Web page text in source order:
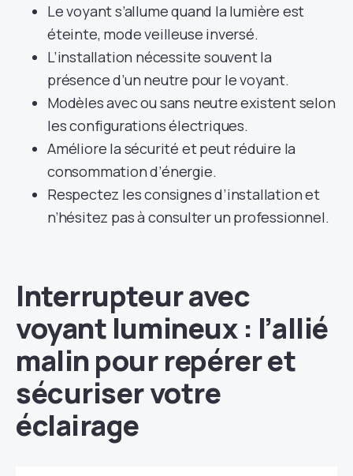
Le voyant s’allume quand la lumière est
éteinte, mode veilleuse inversé.
L’installation nécessite souvent la
présence d’un neutre pour le voyant.
Modèles avec ou sans neutre existent selon
les configurations électriques.
Améliore la sécurité et peut réduire la
consommation d’énergie.
Respectez les consignes d’installation et
n’hésitez pas à consulter un professionnel.
Interrupteur avec
voyant lumineux : l’allié
malin pour repérer et
sécuriser votre
éclairage